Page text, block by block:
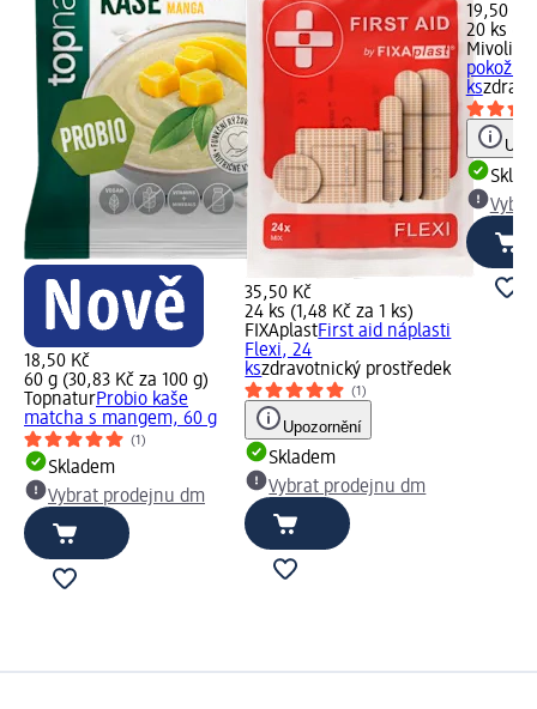
18,50 Kč
60 g (30,83 Kč za 100 g)
TopnaturProbio kaše
matcha s mangem, 60 g
(1)
Skladem
Vybrat prodejnu dm
35,50 Kč
24 ks (1,48 Kč za 1 ks)
FIXAplastFirst aid náplasti
Flexi, 24
kszdravotnický prostředek
(1)
Upozornění
Skladem
Vybrat prodejnu dm
19,50 Kč
20 ks
Mivolis
ks